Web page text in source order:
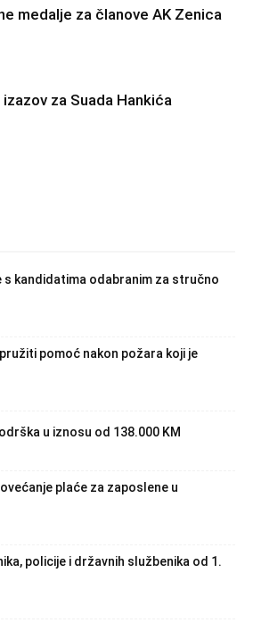
medalje za članove AK Zenica
izazov za Suada Hankića
s kandidatima odabranim za stručno
pomoć nakon požara koji je
u iznosu od 138.000 KM
plaće za zaposlene u
policije i državnih službenika od 1.